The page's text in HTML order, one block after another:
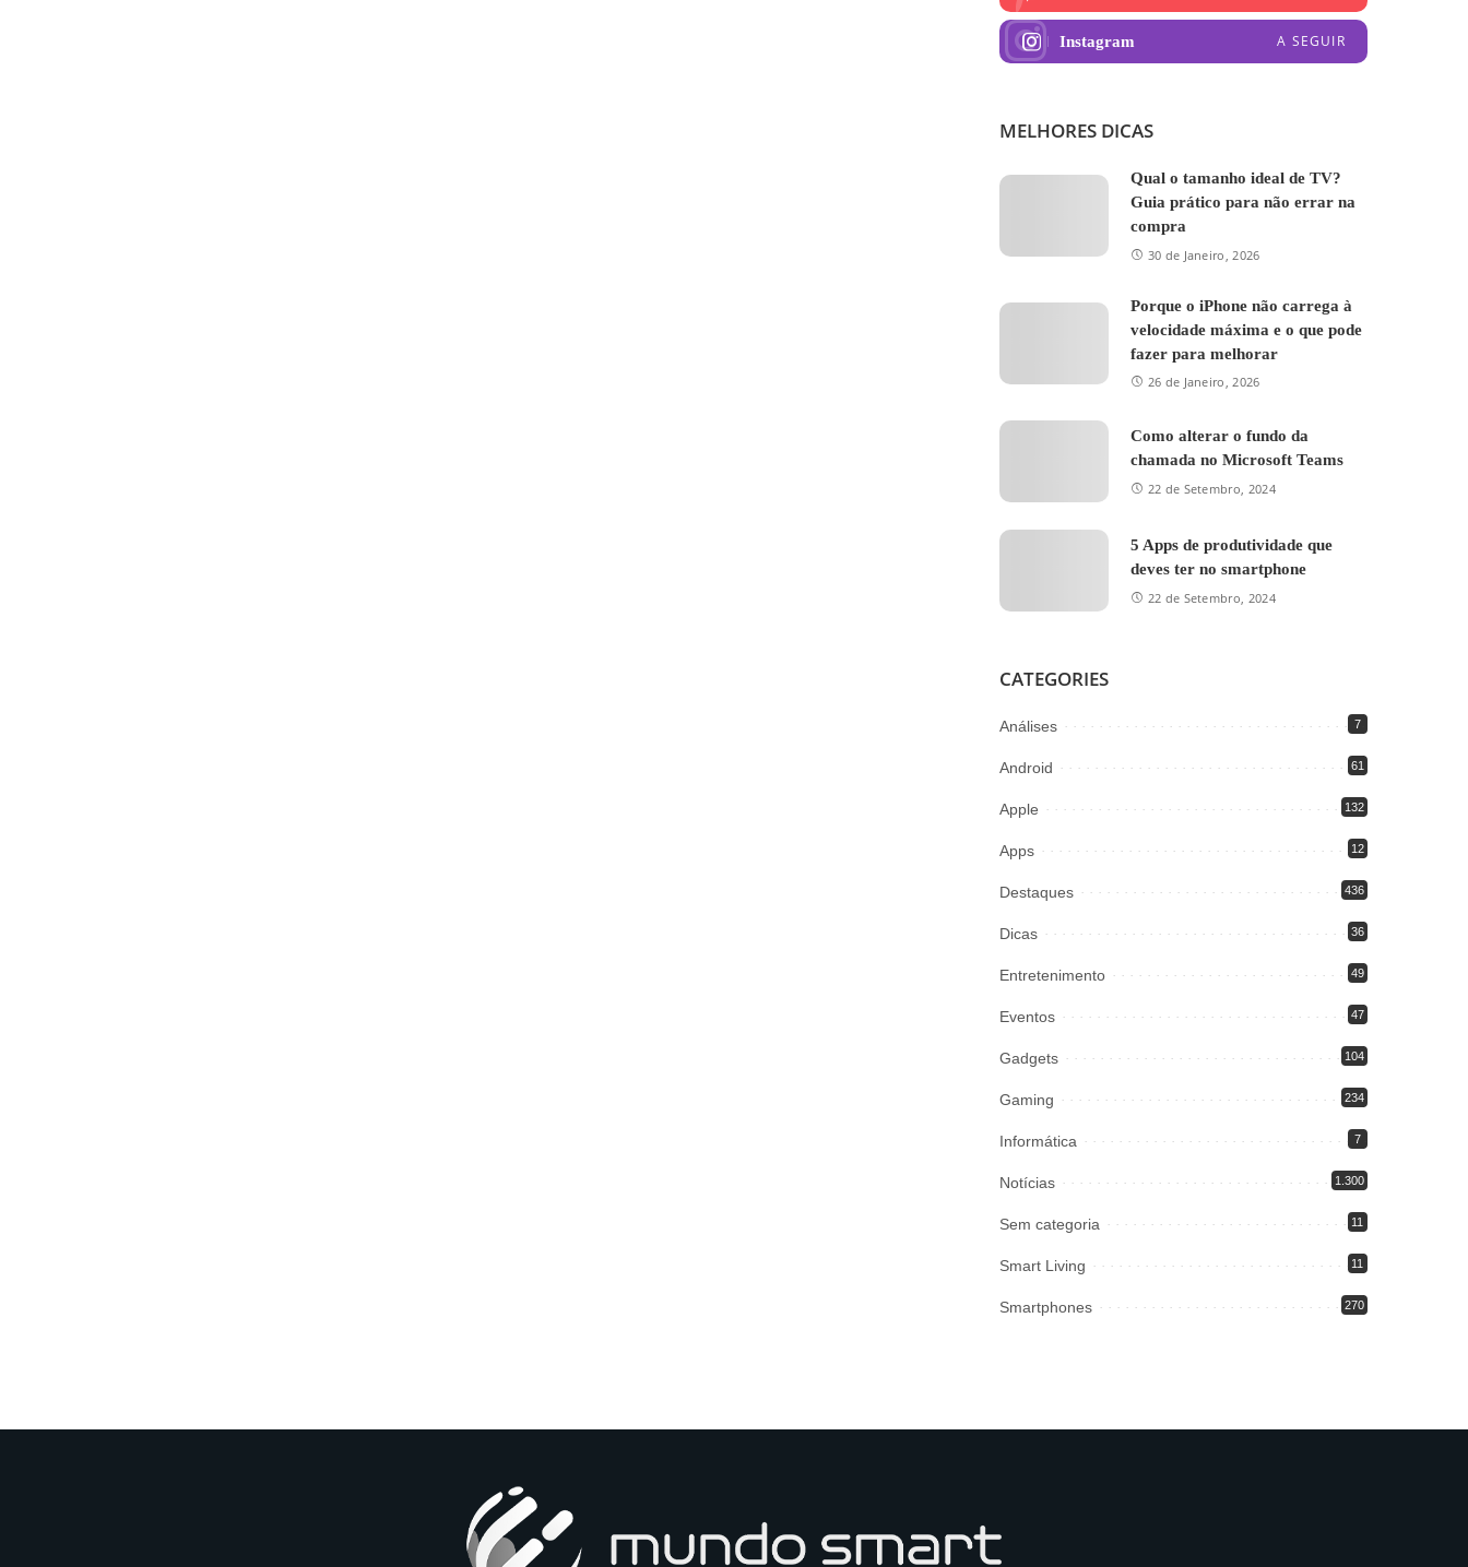
Instagram A SEGUIR
MELHORES DICAS
Qual o tamanho ideal de TV?
Guia prático para não errar na
compra
30 de Janeiro, 2026
Porque o iPhone não carrega à
velocidade máxima e o que pode
fazer para melhorar
26 de Janeiro, 2026
Como alterar o fundo da
chamada no Microsoft Teams
22 de Setembro, 2024
5 Apps de produtividade que
deves ter no smartphone
22 de Setembro, 2024
CATEGORIES
Análises 7
Android 61
Apple 132
Apps 12
Destaques 436
Dicas 36
Entretenimento 49
Eventos 47
Gadgets 104
Gaming 234
Informática 7
Notícias 1.300
Sem categoria 11
Smart Living 11
Smartphones 270